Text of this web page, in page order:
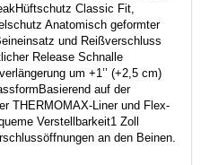
Classic Fit,
Anatomisch geformter
und Reißverschluss
Release Schnalle
um +1’’ (+2,5 cm)
auf der
THERMOMAX-Liner und Flex-
Verstellbarkeit1 Zoll
an den Beinen.